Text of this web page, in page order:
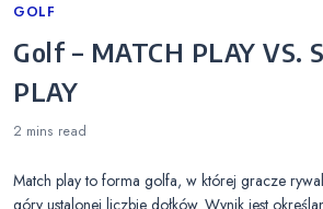
Categories
GOLF
Golf – MATCH PLAY VS.
PLAY
2 mins read
Match play to forma golfa, w której gracze
góry ustalonej liczbie dołków. Wynik jest